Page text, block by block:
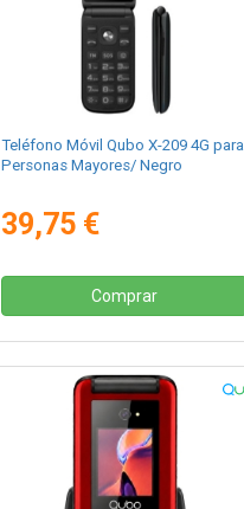
Teléfono Móvil Qubo X-209 4G para
Personas Mayores/ Negro
39,75 €
Comprar